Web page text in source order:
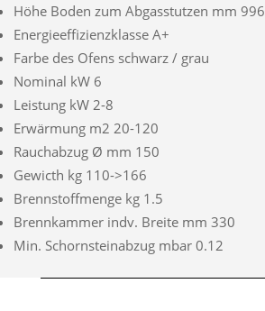
Höhe Boden zum Abgasstutzen mm 996
Energieeffizienzklasse A+
Farbe des Ofens schwarz / grau
Nominal kW 6
Leistung kW 2-8
Erwärmung m2 20-120
Rauchabzug Ø mm 150
Gewicth kg 110->166
Brennstoffmenge kg 1.5
Brennkammer indv. Breite mm 330
Min. Schornsteinabzug mbar 0.12